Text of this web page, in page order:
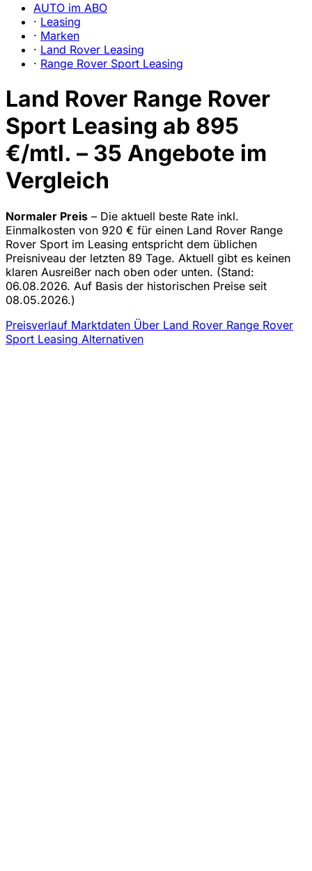
AUTO im ABO
· Leasing
· Marken
· Land Rover Leasing
· Range Rover Sport Leasing
Land Rover Range Rover
Sport Leasing ab 895
€/mtl. – 35 Angebote im
Vergleich
Normaler Preis – Die aktuell beste Rate inkl.
Einmalkosten von 920 € für einen Land Rover Range
Rover Sport im Leasing entspricht dem üblichen
Preisniveau der letzten 89 Tage. Aktuell gibt es keinen
klaren Ausreißer nach oben oder unten. (Stand:
06.08.2026. Auf Basis der historischen Preise seit
08.05.2026.)
Preisverlauf Marktdaten Über Land Rover Range Rover
Sport Leasing Alternativen